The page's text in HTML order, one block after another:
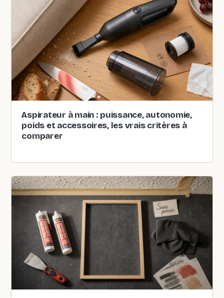
Aspirateur à main : puissance, autonomie,
poids et accessoires, les vrais critères à
comparer